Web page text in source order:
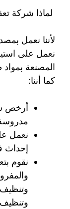
لماذا شركة
لأننا نعمل
نعمل على
المصنعة بمواد
كما أننا:
أرخص
نعمل
إحداث
نقوم